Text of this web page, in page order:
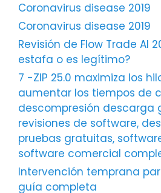
Coronavirus disease 2019
Coronavirus disease 2019
Revisión de Flow Trade AI
estafa o es legítimo?
7 -ZIP 25.0 maximiza los
aumentar los tiempos de
descompresión descarga
revisiones de software,
pruebas gratuitas,
software comercial
Intervención temprana
guía completa